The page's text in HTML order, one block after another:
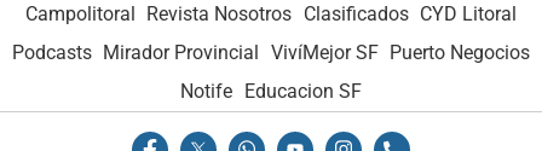
Campolitoral Revista Nosotros Clasificados CYD Litoral
Podcasts Mirador Provincial VivíMejor SF Puerto Negocios
Notife Educacion SF